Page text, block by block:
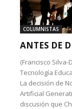
COLUMNISTAS
ANTES DE
(Francisco
Tecnología
La decisión de
Artificial
discusión que